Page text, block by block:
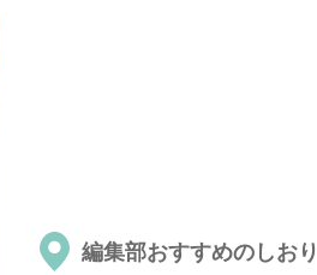
編集部おすすめのしおり